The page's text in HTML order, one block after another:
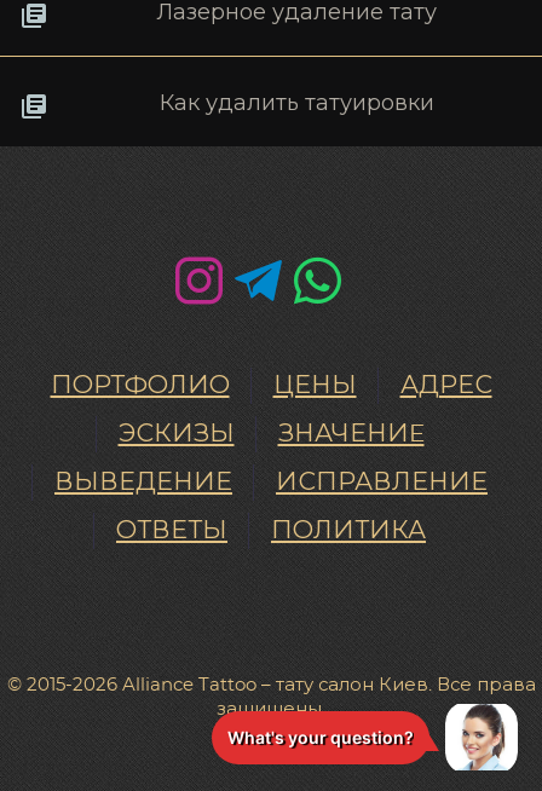
Лазерное удаление тату
Как удалить татуировки
ПОРТФОЛИО ЦЕНЫ
АДРЕС
ЭСКИЗЫ
ЗНАЧЕНИE
ВЫВЕДЕНИЕ
ИСПРАВЛЕНИЕ
ОТВЕТЫ
ПОЛИТИКА
© 2015-2026 Alliance Tattoo – тату салон Киев. Все права
защищены.